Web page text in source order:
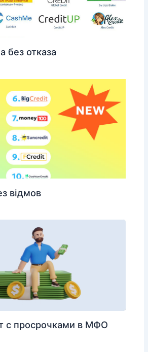
без отказа
відмов
с просрочками в МФО